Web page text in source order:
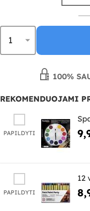
100%
REKOMENDUOJAMI
PAPILDYTI
PAPILDYTI
12